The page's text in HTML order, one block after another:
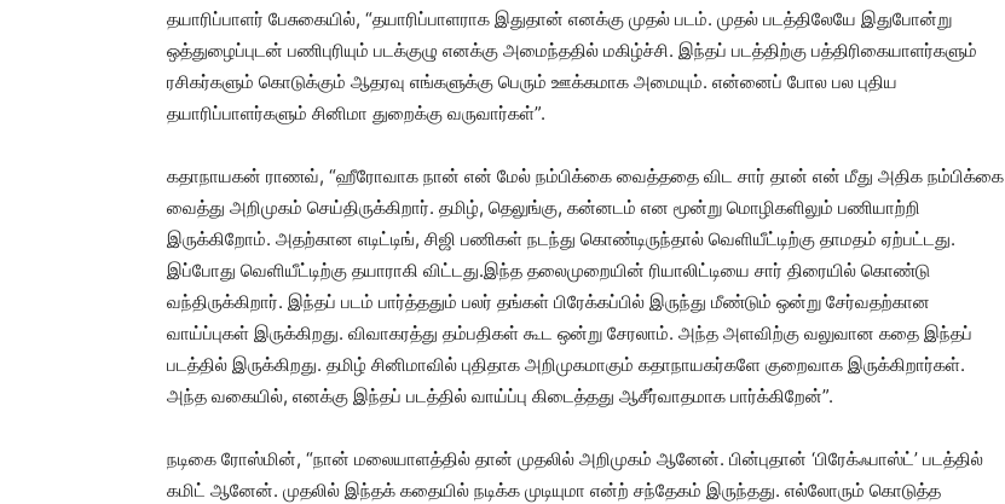
தயாரிப்பாளர் பேசுகையில், “தயாரிப்பாளராக இதுதான் எனக்கு முதல் படம். முதல் படத்திலேயே இதுபோன்று
ஒத்துழைப்புடன் பணிபுரியும் படக்குழு எனக்கு அமைந்ததில் மகிழ்ச்சி. இந்தப் படத்திற்கு பத்திரிகையாளர்களும்
ரசிகர்களும் கொடுக்கும் ஆதரவு எங்களுக்கு பெரும் ஊக்கமாக அமையும். என்னைப் போல பல புதிய
தயாரிப்பாளர்களும் சினிமா துறைக்கு வருவார்கள்”.
கதாநாயகன் ராணவ், “ஹீரோவாக நான் என் மேல் நம்பிக்கை வைத்ததை விட சார் தான் என் மீது அதிக நம்பிக்கை
வைத்து அறிமுகம் செய்திருக்கிறார். தமிழ், தெலுங்கு, கன்னடம் என மூன்று மொழிகளிலும் பணியாற்றி
இருக்கிறோம். அதற்கான எடிட்டிங், சிஜி பணிகள் நடந்து கொண்டிருந்தால் வெளியீட்டிற்கு தாமதம் ஏற்பட்டது.
இப்போது வெளியீட்டிற்கு தயாராகி விட்டது.இந்த தலைமுறையின் ரியாலிட்டியை சார் திரையில் கொண்டு
வந்திருக்கிறார். இந்தப் படம் பார்த்ததும் பலர் தங்கள் பிரேக்கப்பில் இருந்து மீண்டும் ஒன்று சேர்வதற்கான
வாய்ப்புகள் இருக்கிறது. விவாகரத்து தம்பதிகள் கூட ஒன்று சேரலாம். அந்த அளவிற்கு வலுவான கதை இந்தப்
படத்தில் இருக்கிறது. தமிழ் சினிமாவில் புதிதாக அறிமுகமாகும் கதாநாயகர்களே குறைவாக இருக்கிறார்கள்.
அந்த வகையில், எனக்கு இந்தப் படத்தில் வாய்ப்பு கிடைத்தது ஆசீர்வாதமாக பார்க்கிறேன்”.
நடிகை ரோஸ்மின், “நான் மலையாளத்தில் தான் முதலில் அறிமுகம் ஆனேன். பின்புதான் ‘பிரேக்ஃபாஸ்ட்’ படத்தில்
கமிட் ஆனேன். முதலில் இந்தக் கதையில் நடிக்க முடியுமா என்ற் சந்தேகம் இருந்தது. எல்லோரும் கொடுத்த